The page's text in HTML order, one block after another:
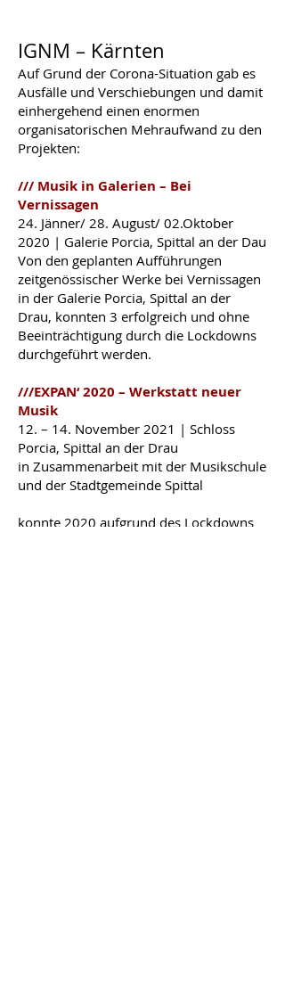
IGNM – Kärnten
Auf Grund der Corona-Situation gab es
Ausfälle und Verschiebungen und damit
einhergehend einen enormen
organisatorischen Mehraufwand zu den
Projekten:
/// Musik in Galerien – Bei
Vernissagen
24. Jänner/ 28. August/ 02.Oktober
2020 | Galerie Porcia, Spittal an der Dau
Von den geplanten Aufführungen
zeitgenössischer Werke bei Vernissagen
in der Galerie Porcia, Spittal an der
Drau, konnten 3 erfolgreich und ohne
Beeinträchtigung durch die Lockdowns
durchgeführt werden.
///EXPAN‘ 2020 – Werkstatt neuer
Musik
12. – 14. November 2021 | Schloss
Porcia, Spittal an der Drau
in Zusammenarbeit mit der Musikschule
und der Stadtgemeinde Spittal
konnte 2020 aufgrund des Lockdowns